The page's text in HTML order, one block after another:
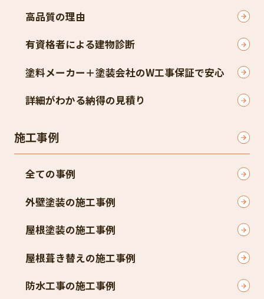
高品質の理由
有資格者による建物診断
塗料メーカー＋塗装会社のW工事保証で安心
詳細がわかる納得の見積り
施工事例
全ての事例
外壁塗装の施工事例
屋根塗装の施工事例
屋根葺き替えの施工事例
防水工事の施工事例